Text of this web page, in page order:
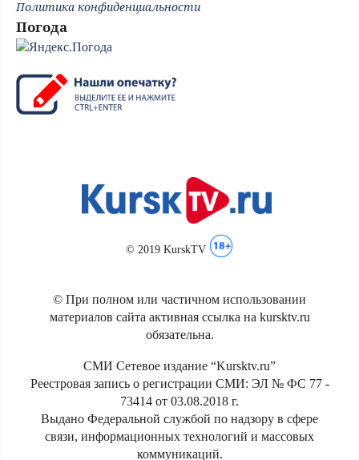
Политика конфиденциальности
Погода
© 2019 KurskTV
© При полном или частичном использовании
материалов сайта активная ссылка на kursktv.ru
обязательна.
СМИ Сетевое издание “Kursktv.ru”
Реестровая запись о регистрации СМИ: ЭЛ № ФС 77 -
73414 от 03.08.2018 г.
Выдано Федеральной службой по надзору в сфере
связи, информационных технологий и массовых
коммуникаций.